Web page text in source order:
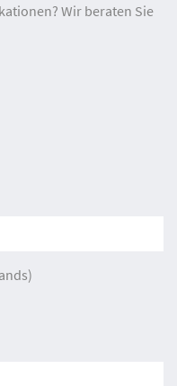
Wir beraten Sie